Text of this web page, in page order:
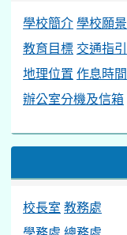
學校簡介學校願景
教育目標 交通指引
地理位置 作息時間
辦公室分機及信箱
校長室 教務處